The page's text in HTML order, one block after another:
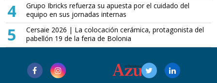
4
Grupo Ibricks refuerza su apuesta por el cuidado del
equipo en sus jornadas internas
5
Cersaie 2026 | La colocación cerámica, protagonista del
pabellón 19 de la feria de Bolonia